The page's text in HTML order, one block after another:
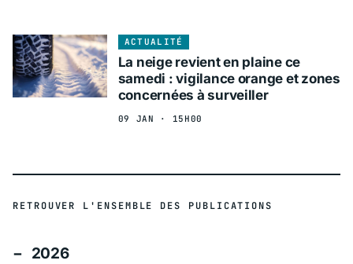
ACTUALITÉ
La neige revient en plaine ce
samedi : vigilance orange et zones
concernées à surveiller
09 JAN · 15H00
RETROUVER L'ENSEMBLE DES PUBLICATIONS
2026